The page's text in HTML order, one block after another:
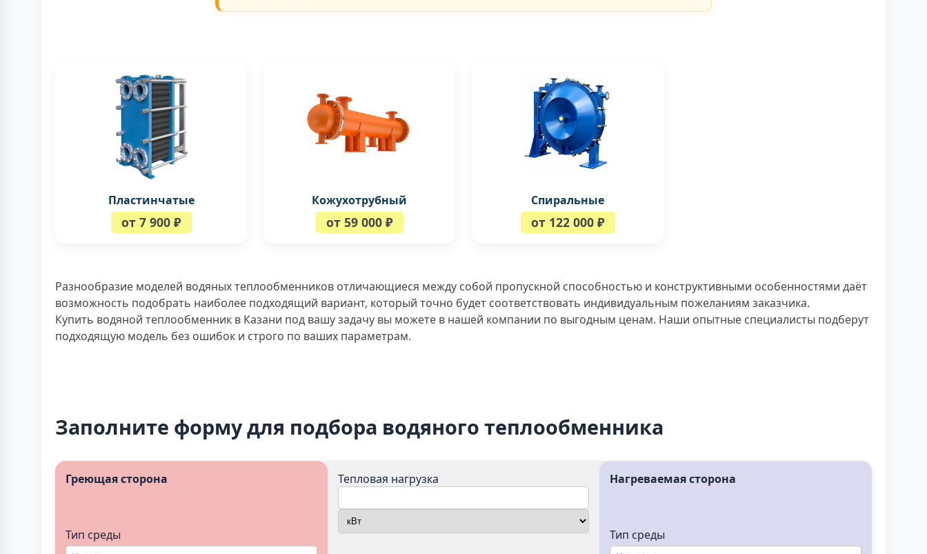
Пластинчатые
от 7 900 ₽
Кожухотрубный
от 59 000 ₽
Спиральные
от 122 000 ₽
Разнообразие моделей водяных теплообменников отличающиеся между собой пропускной способностью и конструктивными особенностями даёт
возможность подобрать наиболее подходящий вариант, который точно будет соответствовать индивидуальным пожеланиям заказчика.
Купить водяной теплообменник в Казани под вашу задачу вы можете в нашей компании по выгодным ценам. Наши опытные специалисты подберут
подходящую модель без ошибок и строго по ваших параметрам.
Заполните форму для подбора водяного теплообменника
Греющая сторона
Тип среды
Тепловая нагрузка Нагреваемая сторона
Тип среды